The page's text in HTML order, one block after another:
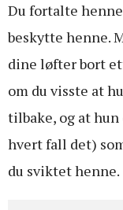
Du fortalte
beskytte henne.
dine løfter bort
om du visste at
tilbake, og at
hvert fall det)
du sviktet henne.